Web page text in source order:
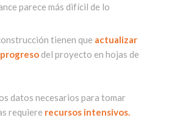
parece más difícil de lo
tienen que actualizar
del proyecto en hojas de
datos necesarios para tomar
requiere recursos intensivos.